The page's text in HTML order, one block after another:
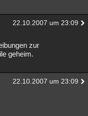
22.10.2007 um 23:09
zur
geheim.
22.10.2007 um 23:09